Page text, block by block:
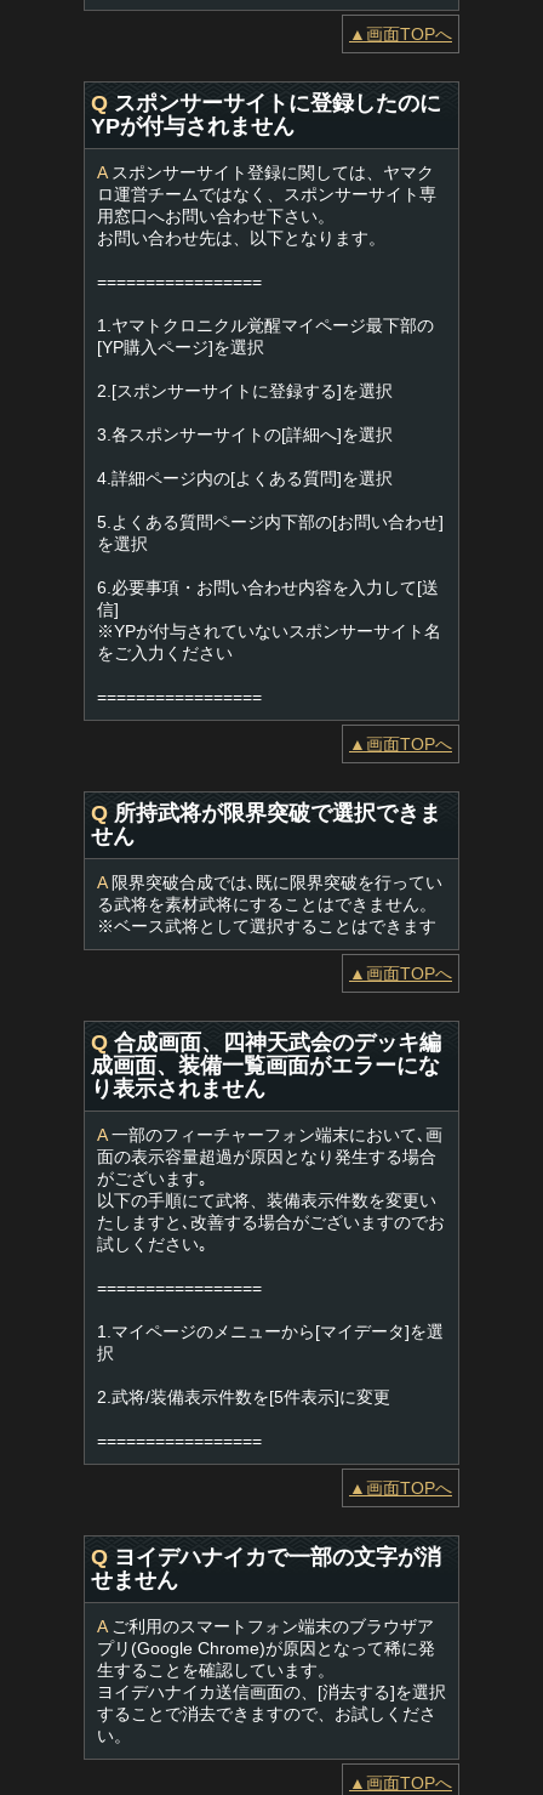
▲画面TOPへ
Q スポンサーサイトに登録したのに
YPが付与されません
Aスポンサーサイト登録に関しては、ヤマク
ロ運営チームではなく、スポンサーサイト専
用窓口へお問い合わせ下さい。
お問い合わせ先は、以下となります。
=================
1.ヤマトクロニクル覚醒マイページ最下部の
[YP購入ページ]を選択
2.[スポンサーサイトに登録する]を選択
3.各スポンサーサイトの[詳細へ]を選択
4.詳細ページ内の[よくある質問]を選択
5.よくある質問ページ内下部の[お問い合わせ]
を選択
6.必要事項・お問い合わせ内容を入力して[送
信]
※YPが付与されていないスポンサーサイト名
をご入力ください
=================
▲画面TOPへ
Q 所持武将が限界突破で選択できま
せん
A限界突破合成では､既に限界突破を行ってい
る武将を素材武将にすることはできません。
※ベース武将として選択することはできます
▲画面TOPへ
Q 合成画面、四神天武会のデッキ編
成画面、装備一覧画面がエラーにな
り表示されません
A一部のフィーチャーフォン端末において､画
面の表示容量超過が原因となり発生する場合
がございます｡
以下の手順にて武将、装備表示件数を変更い
たしますと､改善する場合がございますのでお
試しください｡
=================
1.マイページのメニューから[マイデータ]を選
択
2.武将/装備表示件数を[5件表示]に変更
=================
▲画面TOPへ
Q ヨイデハナイカで一部の文字が消
せません
Aご利用のスマートフォン端末のブラウザア
プリ(Google Chrome)が原因となって稀に発
生することを確認しています。
ヨイデハナイカ送信画面の、[消去する]を選択
することで消去できますので、お試しくださ
い。
▲画面TOPへ